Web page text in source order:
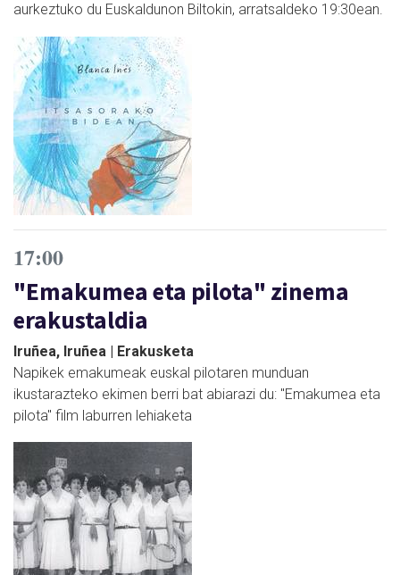
aurkeztuko du Euskaldunon Biltokin, arratsaldeko 19:30ean.
17:00
"Emakumea eta pilota" zinema
erakustaldia
Iruñea, Iruñea | Erakusketa
Napikek emakumeak euskal pilotaren munduan
ikustarazteko ekimen berri bat abiarazi du: "Emakumea eta
pilota" film laburren lehiaketa